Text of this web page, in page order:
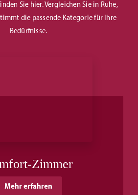
Sie hier. Vergleichen Sie in Ruhe,
die passende Kategorie für Ihre
Bedürfnisse.
Zimmer
Mehr erfahren